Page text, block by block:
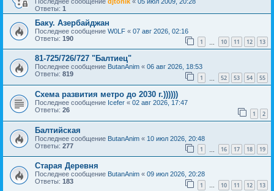
Ответы: 1
Баку. Азербайджан
Последнее сообщение W0LF « 07 авг 2026, 02:16
Ответы: 190 1 10 11 12 13
81-725/726/727 "Балтиец"
Последнее сообщение ButanAnim « 06 авг 2026, 18:53
Ответы: 819 1 52 53 54 55
Схема развития метро до 2030 г.))))))
Последнее сообщение Icefer « 02 авг 2026, 17:47
Ответы: 26 1 2
Балтийская
Последнее сообщение ButanAnim « 10 июл 2026, 20:48
Ответы: 277 1 16 17 18 19
Старая Деревня
Последнее сообщение ButanAnim « 09 июл 2026, 20:28
Ответы: 183 1 … 10 11 12 13